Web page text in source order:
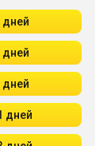
дней
дней
дней
дней